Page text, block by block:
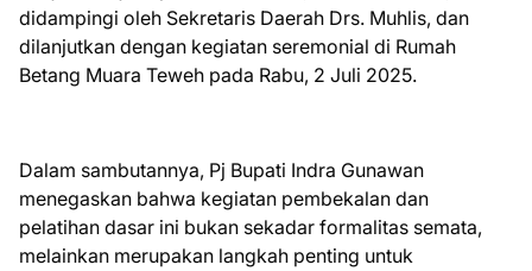
didampingi oleh Sekretaris Daerah Drs. Muhlis, dan
dilanjutkan dengan kegiatan seremonial di Rumah
Betang Muara Teweh pada Rabu, 2 Juli 2025.
Dalam sambutannya, Pj Bupati Indra Gunawan
menegaskan bahwa kegiatan pembekalan dan
pelatihan dasar ini bukan sekadar formalitas semata,
melainkan merupakan langkah penting untuk